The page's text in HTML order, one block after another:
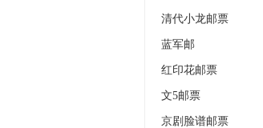
清代小龙邮票
蓝军邮
红印花邮票
文5邮票
京剧脸谱邮票